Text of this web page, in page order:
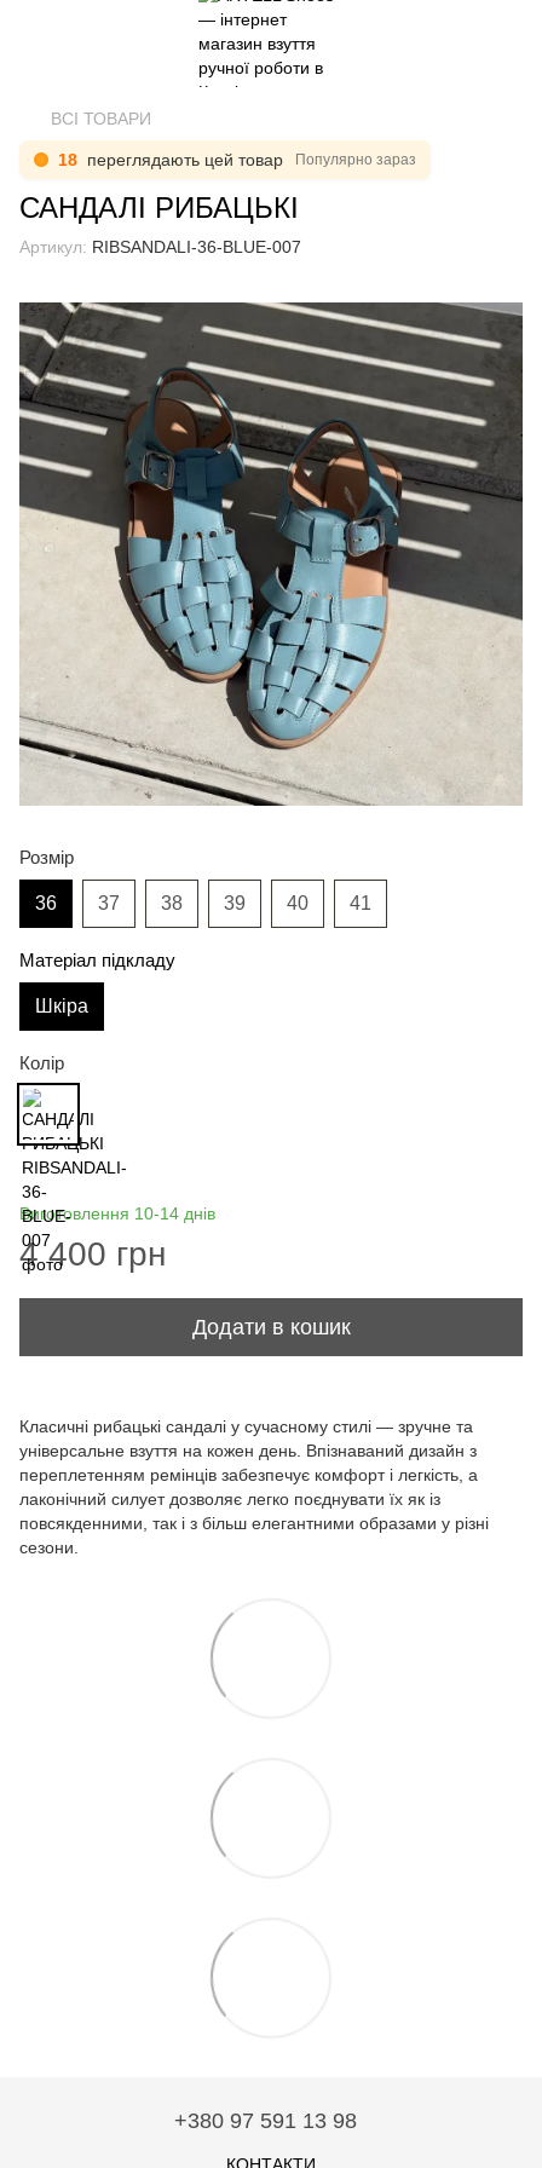
ВСІ ТОВАРИ
18 переглядають цей товар Популярно зараз
САНДАЛІ РИБАЦЬКІ
Артикул: RIBSANDALI-36-BLUE-007
Розмір
36 37 38 39 40 41
Матеріал підкладу
Шкіра
Колір
Виготовлення 10-14 днів
4 400 грн
Додати в кошик
Класичні рибацькі сандалі у сучасному стилі — зручне та
універсальне взуття на кожен день. Впізнаваний дизайн з
переплетенням ремінців забезпечує комфорт і легкість, а
лаконічний силует дозволяє легко поєднувати їх як із
повсякденними, так і з більш елегантними образами у різні
сезони.
+380 97 591 13 98